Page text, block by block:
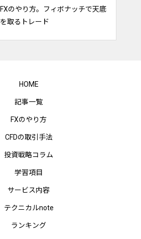
FXのやり方。フィボナッチで天底
を取るトレード
HOME
記事一覧
FXのやり方
CFDの取引手法
投資戦略コラム
学習項目
サービス内容
テクニカルnote
ランキング